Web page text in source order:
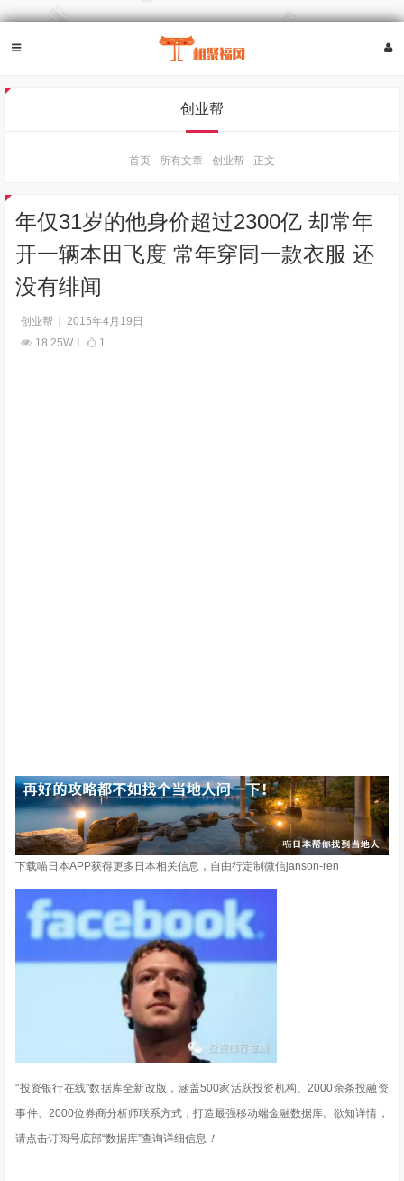
创业帮
首页 - 所有文章 - 创业帮 - 正文
年仅31岁的他身价超过2300亿 却常年
开一辆本田飞度 常年穿同一款衣服 还
没有绯闻
创业帮
2015年4月19日
18.25W
1
下载喵日本APP获得更多日本相关信息，自由行定制微信janson-ren
"投资银行在线"数据库全新改版，涵盖500家活跃投资机构、2000余条投融资
事件、2000位券商分析师联系方式，打造最强移动端金融数据库。欲知详情，
请点击订阅号底部“数据库”查询详细信息 ！